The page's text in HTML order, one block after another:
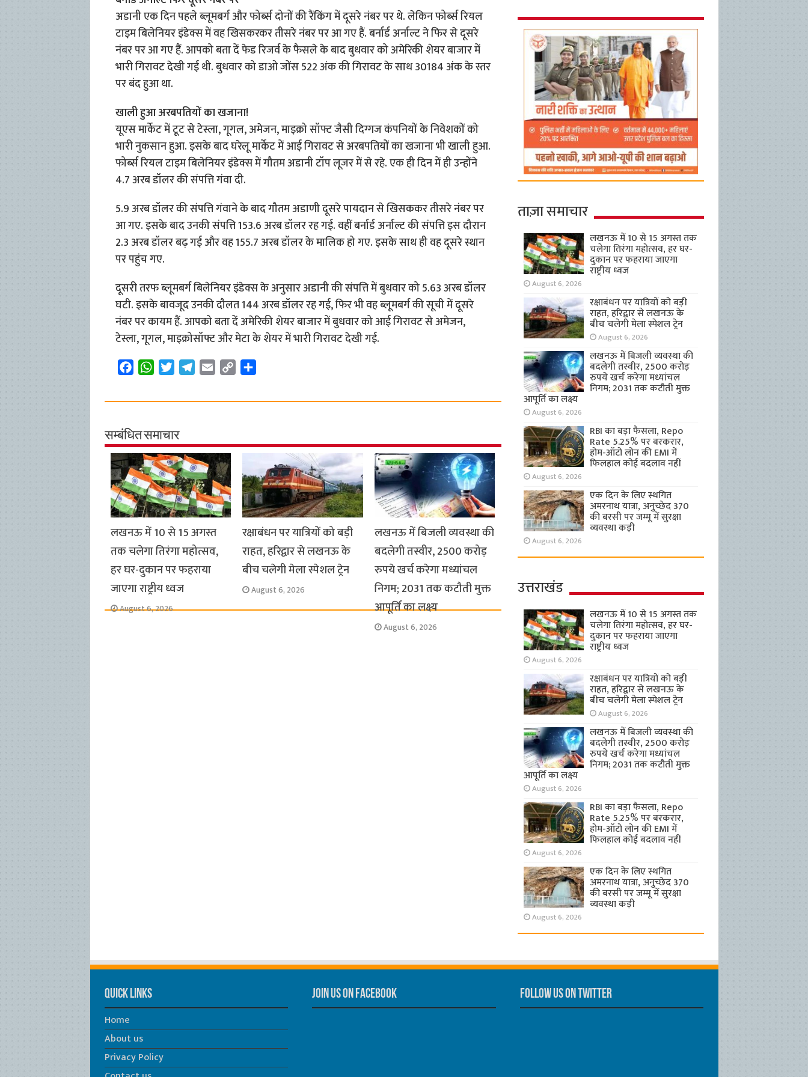
अडानी एक द‍िन पहले ब्लूमबर्ग और फोर्ब्स दोनों की रैंकिंग में दूसरे नंबर पर थे. लेकिन फोर्ब्स रियल
टाइम ब‍िलेन‍ियर इंडेक्स में वह ख‍िसकरकर तीसरे नंबर पर आ गए हैं. बर्नार्ड अर्नाल्ट ने फ‍िर से दूसरे
नंबर पर आ गए हैं. आपको बता दें फेड र‍िजर्व के फैसले के बाद बुधवार को अमेरिकी शेयर बाजार में
भारी गिरावट देखी गई थी. बुधवार को डाओ जोंस 522 अंक की ग‍िरावट के साथ 30184 अंक के स्तर
पर बंद हुआ था.
खाली हुआ अरबपतियों का खजाना!
यूएस मार्केट में टूट से टेस्ला, गूगल, अमेजन, माइक्रो सॉफ्ट जैसी दिग्गज कंपनियों के निवेशकों को
भारी नुकसान हुआ. इसके बाद घरेलू मार्केट में आई गिरावट से अरबपतियों का खजाना भी खाली हुआ.
फोर्ब्स रियल टाइम बिलेनियर इंडेक्स में गौतम अडानी टॉप लूजर में से रहे. एक ही दिन में ही उन्‍होंने
4.7 अरब डॉलर की संपत्ति गंवा दी.
5.9 अरब डॉलर की संपत्ति गंवाने के बाद गौतम अडाणी दूसरे पायदान से ख‍िसककर तीसरे नंबर पर
आ गए. इसके बाद उनकी संपत्ति 153.6 अरब डॉलर रह गई. वहीं बर्नार्ड अर्नाल्ट की संपत्ति इस दौरान
2.3 अरब डॉलर बढ़ गई और वह 155.7 अरब डॉलर के माल‍िक हो गए. इसके साथ ही वह दूसरे स्थान
पर पहुंच गए.
दूसरी तरफ ब्लूमबर्ग बिलेनियर इंडेक्स के अनुसार अडानी की संपत्ति में बुधवार को 5.63 अरब डॉलर
घटी. इसके बावजूद उनकी दौलत 144 अरब डॉलर रह गई, फ‍िर भी वह ब्लूमबर्ग की सूची में दूसरे
नंबर पर कायम हैं. आपको बता दें अमेरिकी शेयर बाजार में बुधवार को आई ग‍िरावट से अमेजन,
टेस्ला, गूगल, माइक्रोसॉफ्ट और मेटा के शेयर में भारी ग‍िरावट देखी गई.
c
b
o
o
k
W
a
s
A
p
p
i
t
e
r
l
r
a
m
a
p
i
a
सम्बंधित समाचार
लखनऊ में 10 से 15 अगस्त
तक चलेगा तिरंगा महोत्सव,
हर घर-दुकान पर फहराया
जाएगा राष्ट्रीय ध्वज
August 6, 2026
रक्षाबंधन पर यात्रियों को बड़ी
राहत, हरिद्वार से लखनऊ के
बीच चलेगी मेला स्पेशल ट्रेन
August 6, 2026
लखनऊ में बिजली व्यवस्था की
बदलेगी तस्वीर, 2500 करोड़
रुपये खर्च करेगा मध्यांचल
निगम; 2031 तक कटौती मुक्त
आपूर्ति का लक्ष्य
August 6, 2026
ताज़ा समाचार
लखनऊ में 10 से 15 अगस्त तक
चलेगा तिरंगा महोत्सव, हर घर-
दुकान पर फहराया जाएगा
राष्ट्रीय ध्वज
August 6, 2026
रक्षाबंधन पर यात्रियों को बड़ी
राहत, हरिद्वार से लखनऊ के
बीच चलेगी मेला स्पेशल ट्रेन
August 6, 2026
लखनऊ में बिजली व्यवस्था की
बदलेगी तस्वीर, 2500 करोड़
रुपये खर्च करेगा मध्यांचल
निगम; 2031 तक कटौती मुक्त
आपूर्ति का लक्ष्य
August 6, 2026
RBI का बड़ा फैसला, Repo
Rate 5.25% पर बरकरार,
होम-ऑटो लोन की EMI में
फिलहाल कोई बदलाव नहीं
August 6, 2026
एक दिन के लिए स्थगित
अमरनाथ यात्रा, अनुच्छेद 370
की बरसी पर जम्मू में सुरक्षा
व्यवस्था कड़ी
August 6, 2026
उत्तराखंड
लखनऊ में 10 से 15 अगस्त तक
चलेगा तिरंगा महोत्सव, हर घर-
दुकान पर फहराया जाएगा
राष्ट्रीय ध्वज
August 6, 2026
रक्षाबंधन पर यात्रियों को बड़ी
राहत, हरिद्वार से लखनऊ के
बीच चलेगी मेला स्पेशल ट्रेन
August 6, 2026
लखनऊ में बिजली व्यवस्था की
बदलेगी तस्वीर, 2500 करोड़
रुपये खर्च करेगा मध्यांचल
निगम; 2031 तक कटौती मुक्त
आपूर्ति का लक्ष्य
August 6, 2026
RBI का बड़ा फैसला, Repo
Rate 5.25% पर बरकरार,
होम-ऑटो लोन की EMI में
फिलहाल कोई बदलाव नहीं
August 6, 2026
एक दिन के लिए स्थगित
अमरनाथ यात्रा, अनुच्छेद 370
की बरसी पर जम्मू में सुरक्षा
व्यवस्था कड़ी
August 6, 2026
Quick Links
Home
About us
Privacy Policy
Join us on Facebook Follow us on Twitter